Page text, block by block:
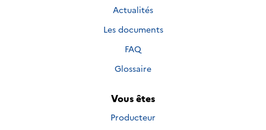
Actualités
Les documents
FAQ
Glossaire
Vous êtes
Producteur